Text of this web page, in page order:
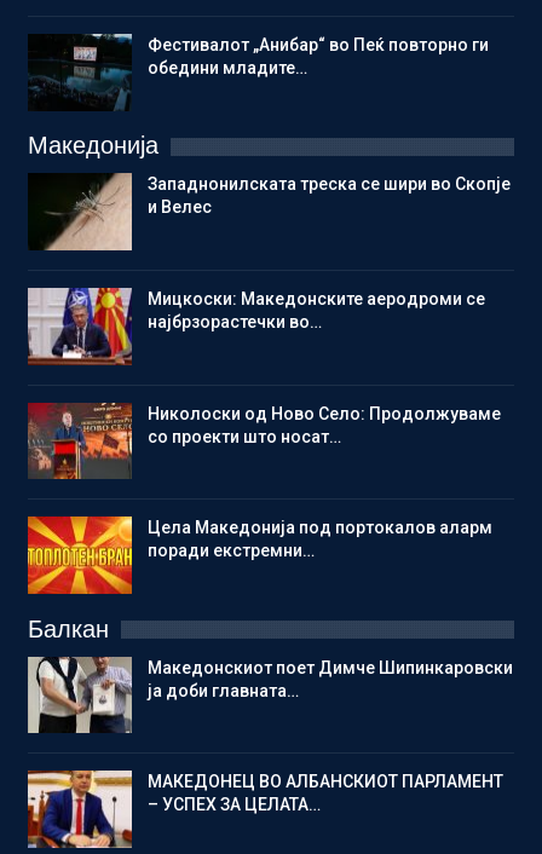
Фестивалот „Анибар“ во Пеќ повторно ги
обедини младите…
Македонија
Западнонилската треска се шири во Скопје
и Велес
Мицкоски: Македонските аеродроми се
најбрзорастечки во…
Николоски од Ново Село: Продолжуваме
со проекти што носат…
Цела Македонија под портокалов аларм
поради екстремни…
Балкан
Македонскиот поет Димче Шипинкаровски
ја доби главната…
МАКЕДОНЕЦ ВО АЛБАНСКИОТ ПАРЛАМЕНТ
– УСПЕХ ЗА ЦЕЛАТА…